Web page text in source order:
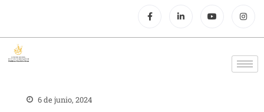
6 de junio, 2024